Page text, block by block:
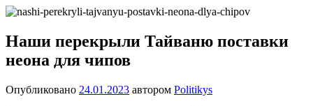
Перейти
содержимому
один
сайт
на
Наши перекрыли Тайваню поставки
неона для чипов
Опубликовано 24.01.2023 автором Politikys